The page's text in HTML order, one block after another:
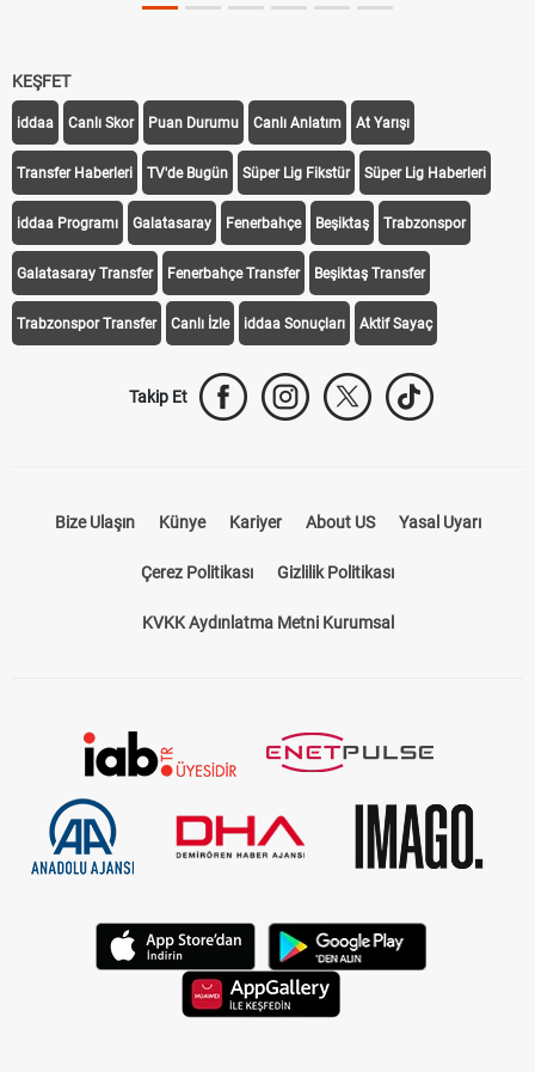
KEŞFET
iddaa Canlı Skor Puan Durumu Canlı Anlatım At Yarışı
Transfer Haberleri TV'de Bugün Süper Lig Fikstür Süper Lig Haberleri
iddaa Programı Galatasaray Fenerbahçe Beşiktaş Trabzonspor
Galatasaray Transfer Fenerbahçe Transfer Beşiktaş Transfer
Trabzonspor Transfer Canlı İzle iddaa Sonuçları Aktif Sayaç
Takip Et
Bize Ulaşın Künye Kariyer About US Yasal Uyarı
Çerez Politikası Gizlilik Politikası
KVKK Aydınlatma Metni Kurumsal